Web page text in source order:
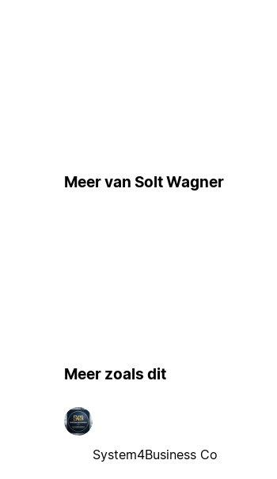
Meer van Solt Wagner
Meer zoals dit
System4Business Co